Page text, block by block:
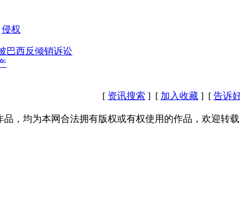
侵权
巴西反倾销诉讼
[ 资讯搜索 ] [ 加入收藏 ] [ 告诉
品，均为本网合法拥有版权或有权使用的作品，欢迎